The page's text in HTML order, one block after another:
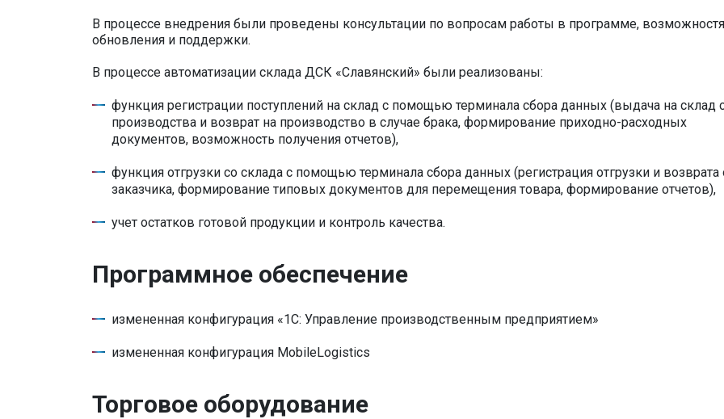
В процессе внедрения были проведены консультации по вопросам работы в программе,
обновления и поддержки.
В процессе автоматизации склада ДСК «Славянский» были реализованы:
функция регистрации поступлений на склад с помощью терминала сбора данных (выдача на склад
производства и возврат на производство в случае брака, формирование приходно-расходных
документов, возможность получения отчетов),
функция отгрузки со склада с помощью терминала сбора данных (регистрация отгрузки и возврата
заказчика, формирование типовых документов для перемещения товара, формирование отчетов),
учет остатков готовой продукции и контроль качества.
Программное обеспечение
измененная конфигурация «1С: Управление производственным предприятием»
измененная конфигурация MobileLogistics
Торговое оборудование